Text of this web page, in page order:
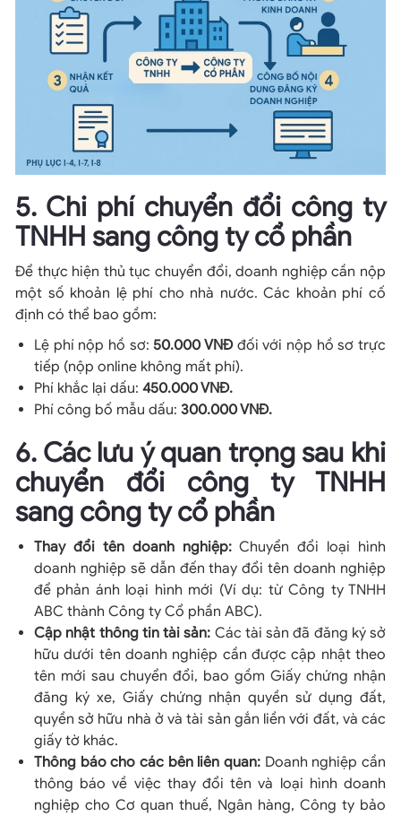
5. Chi phí chuyển đổi công ty
TNHH sang công ty cổ phần
Để thực hiện thủ tục chuyển đổi, doanh nghiệp cần nộp
một số khoản lệ phí cho nhà nước. Các khoản phí cố
định có thể bao gồm:
Lệ phí nộp hồ sơ: 50.000 VNĐđối với nộp hồ sơ trực
tiếp (nộp online không mất phí).
Phí khắc lại dấu: 450.000 VNĐ.
Phí công bố mẫu dấu: 300.000 VNĐ.
6. Các lưu ý quan trọng sau khi
chuyển đổi công ty TNHH
sang công ty cổ phần
Thay đổi tên doanh nghiệp:Chuyển đổi loại hình
doanh nghiệp sẽ dẫn đến thay đổi tên doanh nghiệp
để phản ánh loại hình mới (Ví dụ: từ Công ty TNHH
ABC thành Công ty Cổ phần ABC).
Cập nhật thông tin tài sản: Các tài sản đã đăng ký sở
hữu dưới tên doanh nghiệp cần được cập nhật theo
tên mới sau chuyển đổi, bao gồm Giấy chứng nhận
đăng ký xe, Giấy chứng nhận quyền sử dụng đất,
quyền sở hữu nhà ở và tài sản gắn liền với đất, và các
giấy tờ khác.
Thông báo cho các bên liên quan: Doanh nghiệp cần
thông báo về việc thay đổi tên và loại hình doanh
nghiệp cho Cơ quan thuế, Ngân hàng, Công ty bảo